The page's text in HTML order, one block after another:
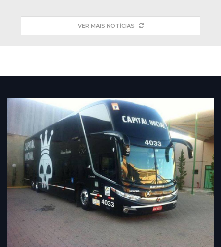
VER MAIS NOTÍCIAS